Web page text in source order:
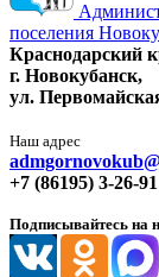
поселения
Краснодарский
г. Новокубанск,
ул.
Наш адрес
+7 (86195) 3-26-91
Подписывайтесь на